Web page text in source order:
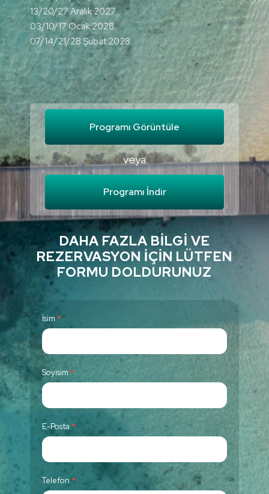
13/20/27 Aralık 2027
03/10/17 Ocak 2028
07/14/21/28 Şubat 2028
Programı Görüntüle
veya
Programı İndir
DAHA FAZLA BILGI VE
REZERVASYON İÇIN LÜTFEN
FORMU DOLDURUNUZ
C
o
n
t
a
c
t
U
İsim *
Soyisim *
E-Posta *
Telefon *